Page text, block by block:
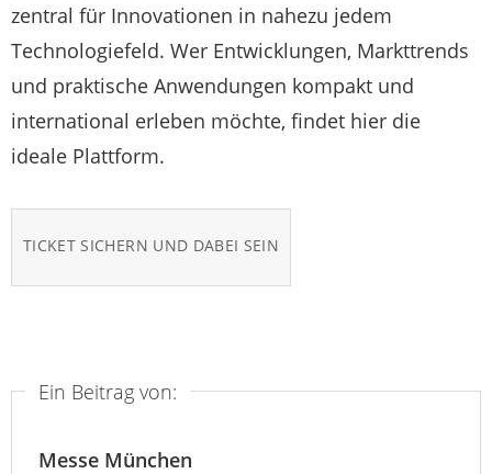
zentral für Innovationen in nahezu jedem
Technologiefeld. Wer Entwicklungen, Markttrends
und praktische Anwendungen kompakt und
international erleben möchte, findet hier die
ideale Plattform.
TICKET SICHERN UND DABEI SEIN
Ein Beitrag von:
Messe München